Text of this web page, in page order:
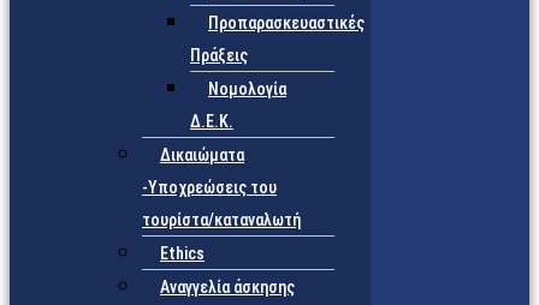
Προπαρασκευαστικές
Πράξεις
Νομολογία
Δ.Ε.Κ.
Δικαιώματα
-Υποχρεώσεις του
τουρίστα/καταναλωτή
Ethics
Αναγγελία άσκησης